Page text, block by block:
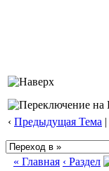
‹ Предыдущая Тема |
« Главная ‹ Раздел